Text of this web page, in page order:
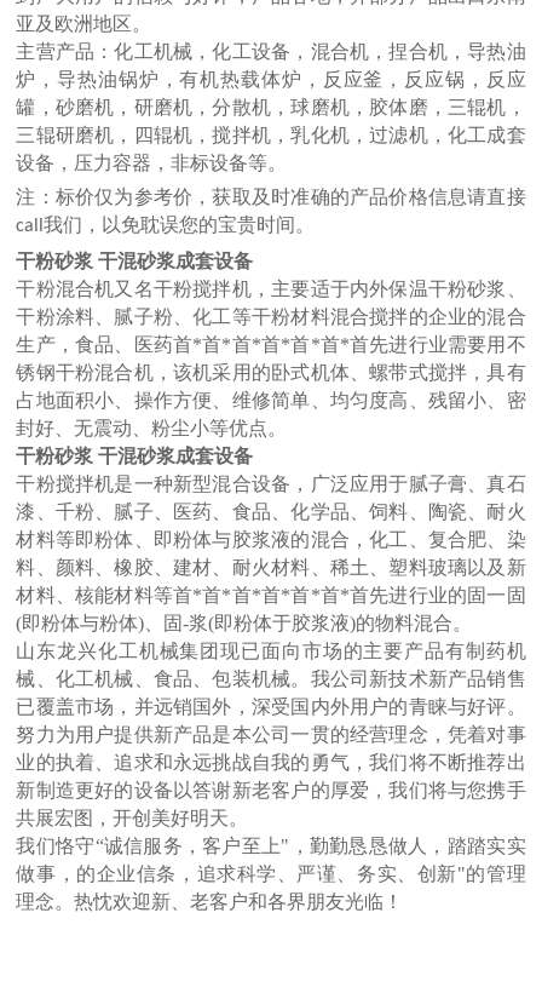
亚及欧洲地区。
主营产品：化工机械，化工设备，混合机，捏合机，导热油
炉，导热油锅炉，有机热载体炉，反应釜，反应锅，反应
罐，砂磨机，研磨机，分散机，球磨机，胶体磨，三辊机，
三辊研磨机，四辊机，搅拌机，乳化机，过滤机，化工成套
设备，压力容器，非标设备等。
注：标价仅为参考价，获取及时准确的产品价格信息请直接
call我们，以免耽误您的宝贵时间。
干粉砂浆 干混砂浆成套设备
干粉混合机又名干粉搅拌机，主要适于内外保温干粉砂浆、
干粉涂料、腻子粉、化工等干粉材料混合搅拌的企业的混合
生产，食品、医药首*首*首*首*首*首*首先进行业需要用不
锈钢干粉混合机，该机采用的卧式机体、螺带式搅拌，具有
占地面积小、操作方便、维修简单、均匀度高、残留小、密
封好、无震动、粉尘小等优点。
干粉砂浆 干混砂浆成套设备
干粉搅拌机是一种新型混合设备，广泛应用于腻子膏、真石
漆、千粉、腻子、医药、食品、化学品、饲料、陶瓷、耐火
材料等即粉体、即粉体与胶浆液的混合，化工、复合肥、染
料、颜料、橡胶、建材、耐火材料、稀土、塑料玻璃以及新
材料、核能材料等首*首*首*首*首*首*首先进行业的固一固
(即粉体与粉体)、固-浆(即粉体于胶浆液)的物料混合。
山东龙兴化工机械集团现已面向市场的主要产品有制药机
械、化工机械、食品、包装机械。我公司新技术新产品销售
已覆盖市场，并远销国外，深受国内外用户的青睐与好评。
努力为用户提供新产品是本公司一贯的经营理念，凭着对事
业的执着、追求和永远挑战自我的勇气，我们将不断推荐出
新制造更好的设备以答谢新老客户的厚爱，我们将与您携手
共展宏图，开创美好明天。
我们恪守“诚信服务，客户至上"，勤勤恳恳做人，踏踏实实
做事，的企业信条，追求科学、严谨、务实、创新"的管理
理念。热忱欢迎新、老客户和各界朋友光临！